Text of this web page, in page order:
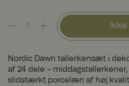
Nordic Dawn tallerkensæt i
af 24 dele –
slidstærkt porcelæn af høj